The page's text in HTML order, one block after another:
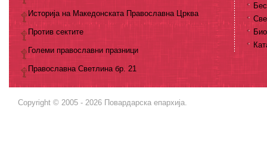
Историја на Македонската Православна Црква
Против сектите
Големи православни празници
Православна Светлина бр. 21
Copyright © 2005 - 2026 Повардарска епархија.